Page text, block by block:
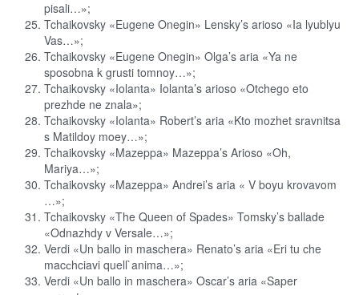
pisali…»;
Tchaikovsky «Eugene Onegin» Lensky’s arioso «Ia lyublyu
Vas…»;
Tchaikovsky «Eugene Onegin» Olga’s aria «Ya ne
sposobna k grusti tomnoy…»;
Tchaikovsky «Iolanta» Iolanta’s arioso «Otchego eto
prezhde ne znala»;
Tchaikovsky «Iolanta» Robert’s aria «Kto mozhet sravnitsa
s Matildoy moey…»;
Tchaikovsky «Mazeppa» Mazeppa’s Arioso «Oh,
Mariya…»;
Tchaikovsky «Mazeppa» Andrei’s aria « V boyu krovavom
…»;
Tchaikovsky «The Queen of Spades» Tomsky’s ballade
«Odnazhdy v Versale…»;
Verdi «Un ballo in maschera» Renato’s aria «Eri tu che
macсhciavi quell`anima…»;
Verdi «Un ballo in maschera» Oscar’s aria «Saper